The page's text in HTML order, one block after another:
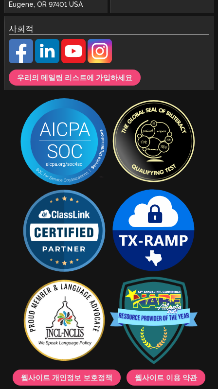
Eugene, OR 97401 USA
사회적
우리의 메일링 리스트에 가입하세요
웹사이트 개인정보 보호정책 웹사이트 이용 약관